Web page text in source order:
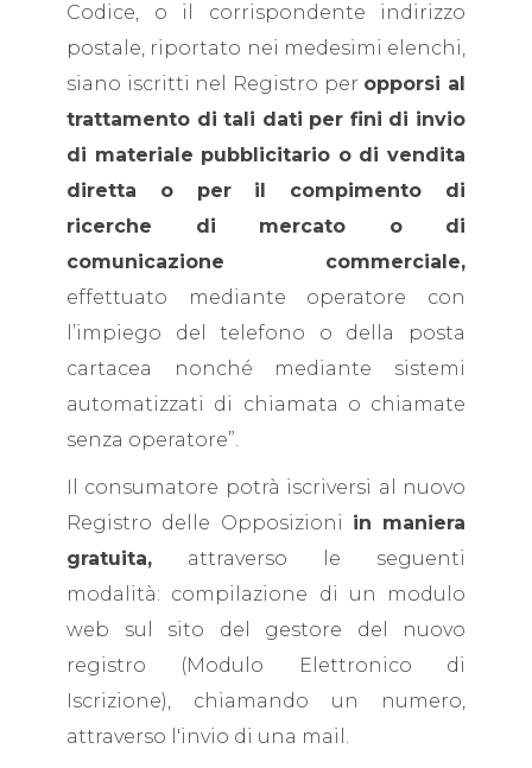
Codice, o il corrispondente indirizzo
postale, riportato nei medesimi elenchi,
siano iscritti nel Registro per opporsi al
trattamento di tali dati per fini di invio
di materiale pubblicitario o di vendita
diretta o per il compimento di
ricerche di mercato o di
comunicazione commerciale,
effettuato mediante operatore con
l’impiego del telefono o della posta
cartacea nonché mediante sistemi
automatizzati di chiamata o chiamate
senza operatore”.
Il consumatore potrà iscriversi al nuovo
Registro delle Opposizioni in maniera
gratuita, attraverso le seguenti
modalità: compilazione di un modulo
web sul sito del gestore del nuovo
registro (Modulo Elettronico di
Iscrizione), chiamando un numero,
attraverso l'invio di una mail.